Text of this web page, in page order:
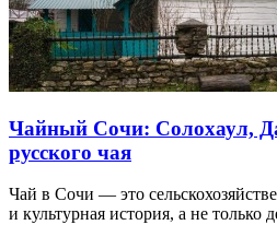
Чайный Сочи: Солохаул,
русского чая
Чай в Сочи — это
и культурная история, а не только